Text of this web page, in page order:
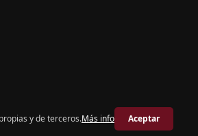
© 2026 Crónica Asturias
y de terceros.Más info Aceptar